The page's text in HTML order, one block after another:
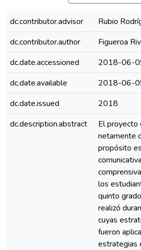
dc.contributor.advisor
Rubio
dc.contributor.author
Figueroa
dc.date.accessioned
2018-06-
dc.date.available
2018-06-
dc.date.issued
2018
dc.description.abstract
El proyecto
netamente
propósito
los
quinto
realizó
cuyas
fueron
estrategias